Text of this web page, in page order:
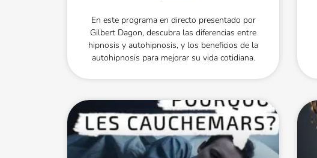
En este programa en directo presentado por
Gilbert Dagon, descubra las diferencias entre
hipnosis y autohipnosis, y los beneficios de la
autohipnosis para mejorar su vida cotidiana.